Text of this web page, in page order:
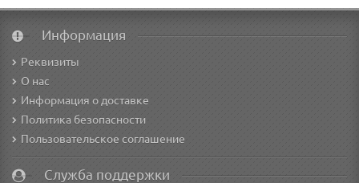
Информация
Реквизиты
О нас
Информация о доставке
Политика безопасности
Пользовательское соглашение
Служба поддержки